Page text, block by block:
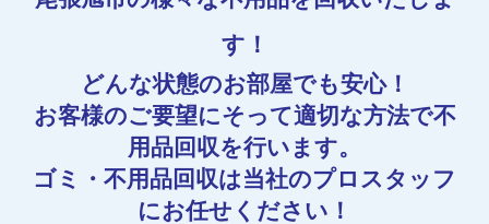
す！
どんな状態のお部屋でも安心！
お客様のご要望にそって適切な方法で不
用品回収を行います。
ゴミ・不用品回収は当社のプロスタッフ
にお任せください！